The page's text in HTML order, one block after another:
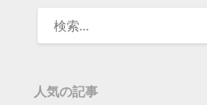
人気の記事